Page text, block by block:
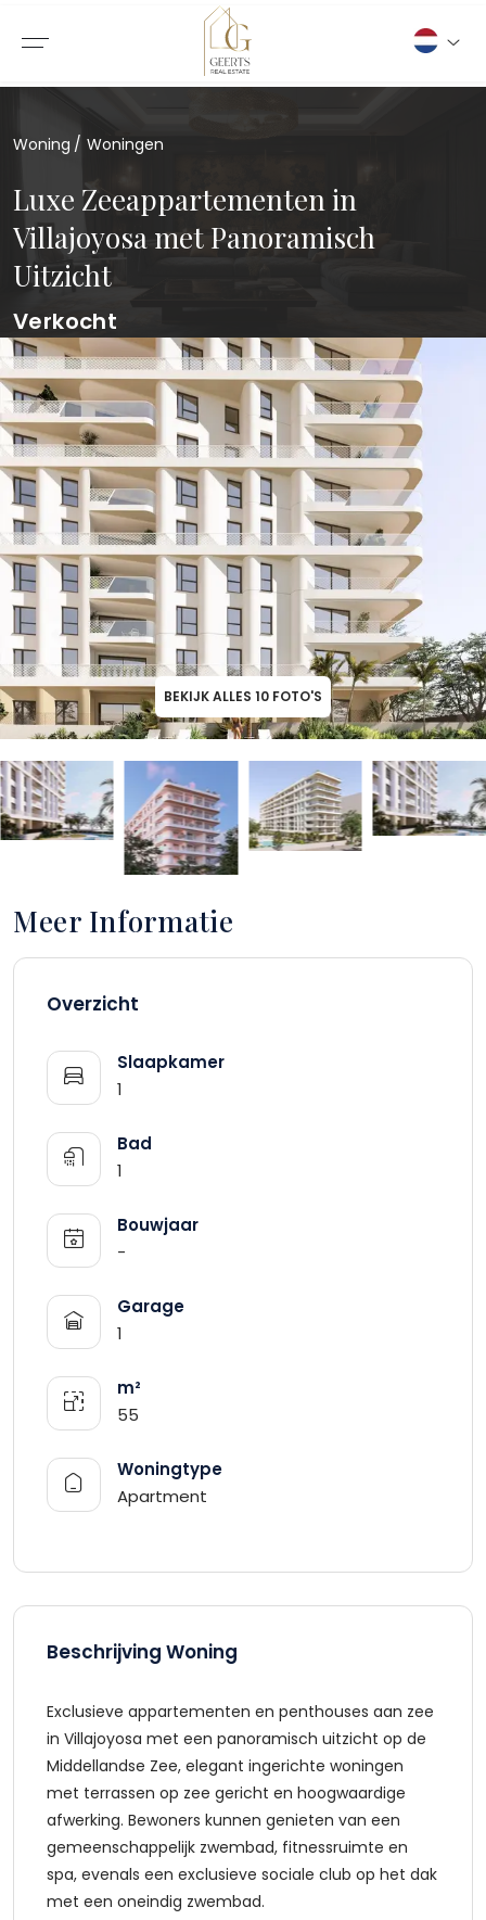
Woning Woningen
Luxe Zeeappartementen in
Villajoyosa met Panoramisch
Uitzicht
Verkocht
BEKIJK ALLES 10 FOTO'S
Meer Informatie
Overzicht
Slaapkamer
1
Bad
1
Bouwjaar
-
Garage
1
m²
55
Woningtype
Apartment
Beschrijving Woning
Exclusieve appartementen en penthouses aan zee
in Villajoyosa met een panoramisch uitzicht op de
Middellandse Zee, elegant ingerichte woningen
met terrassen op zee gericht en hoogwaardige
afwerking. Bewoners kunnen genieten van een
gemeenschappelijk zwembad, fitnessruimte en
spa, evenals een exclusieve sociale club op het dak
met een oneindig zwembad.